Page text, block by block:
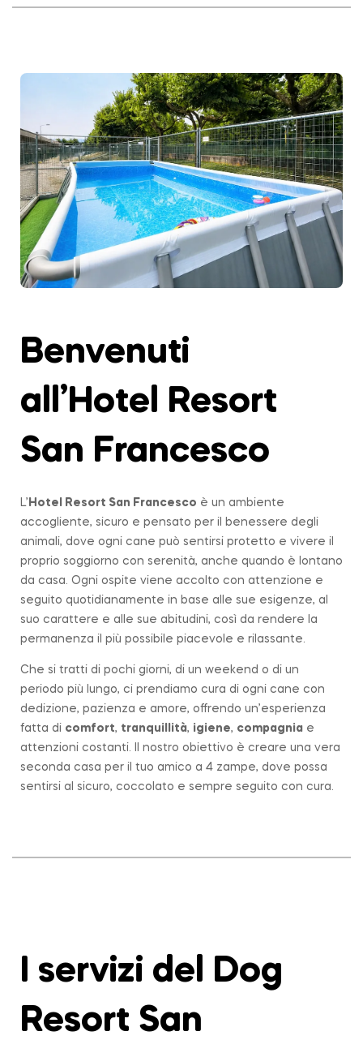
Benvenuti
all’Hotel Resort
San Francesco
L’ Hotel Resort San Francesco è un ambiente
accogliente, sicuro e pensato per il benessere degli
animali, dove ogni cane può sentirsi protetto e vivere il
proprio soggiorno con serenità, anche quando è lontano
da casa. Ogni ospite viene accolto con attenzione e
seguito quotidianamente in base alle sue esigenze, al
suo carattere e alle sue abitudini, così da rendere la
permanenza il più possibile piacevole e rilassante.
Che si tratti di pochi giorni, di un weekend o di un
periodo più lungo, ci prendiamo cura di ogni cane con
dedizione, pazienza e amore, offrendo un’esperienza
fatta di comfort, tranquillità, igiene, compagnia e
attenzioni costanti. Il nostro obiettivo è creare una vera
seconda casa per il tuo amico a 4 zampe, dove possa
sentirsi al sicuro, coccolato e sempre seguito con cura.
I servizi del Dog
Resort San